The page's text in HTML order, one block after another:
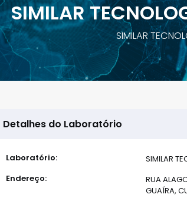
SIMILAR
SIMILAR
Detalhes do Laboratório
Laboratório:
SIMILAR
Endereço:
RUA
GUAÍRA,